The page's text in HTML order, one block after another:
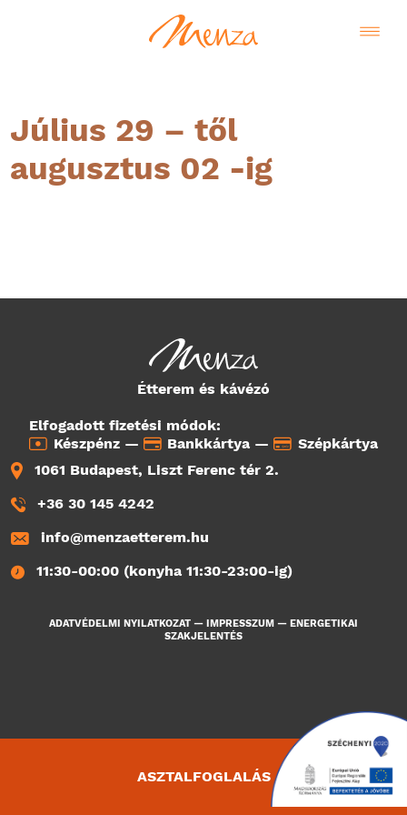
Július 29 – től
augusztus 02 -ig
Étterem és kávézó
Elfogadott fizetési módok:
Készpénz —
Bankkártya —
Szépkártya
1061 Budapest, Liszt Ferenc tér 2.
+36 30 145 4242
info@menzaetterem.hu
11:30-00:00 (konyha 11:30-23:00-ig)
ADATVÉDELMI NYILATKOZAT — IMPRESSZUM — ENERGETIKAI
SZAKJELENTÉS
ASZTALFOGLALÁS